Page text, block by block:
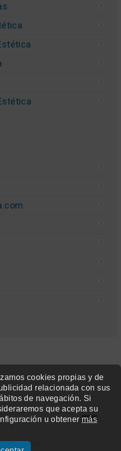
cookies propias y de
relacionada con sus
de navegación. Si
que acepta su
u obtener más
S.L.
Barcelona